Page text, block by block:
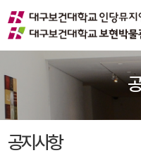
공지사항